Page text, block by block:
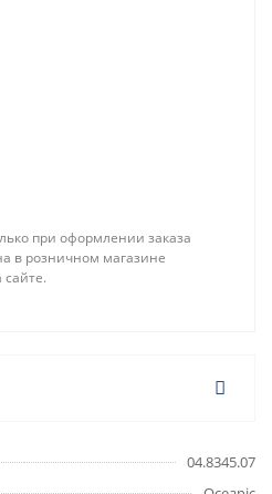
при оформлении заказа
в розничном магазине
04.8345.07